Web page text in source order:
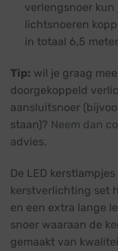
verlengsnoer
lichtsnoeren
in totaal 6,5
Tip: wil je graag
doorgekoppeld
aansluitsnoer
staan)? Neem dan
advies.
De LED
kerstverlichting set
en een extra lange
snoer waaraan de
gemaakt van